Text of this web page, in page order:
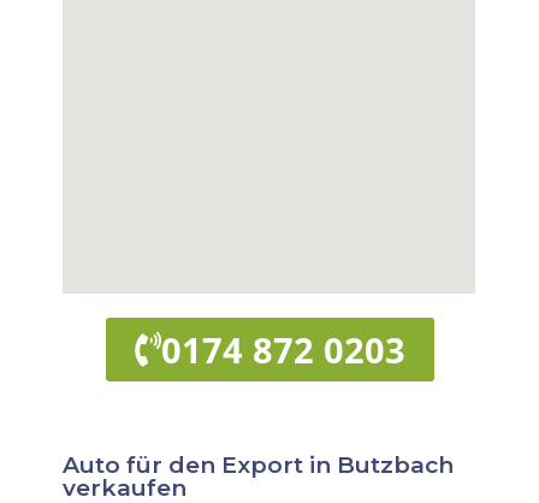
0174 872 0203
Auto für den Export in Butzbach
verkaufen